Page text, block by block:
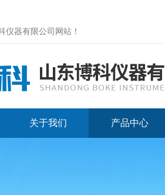
仪器有限公司网站 ！
关于我们 产品中心